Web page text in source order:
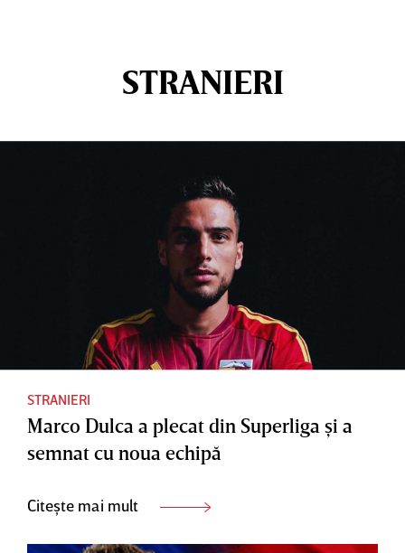
STRANIERI
STRANIERI
Marco Dulca a plecat din Superliga şi a
semnat cu noua echipă
Citește mai mult